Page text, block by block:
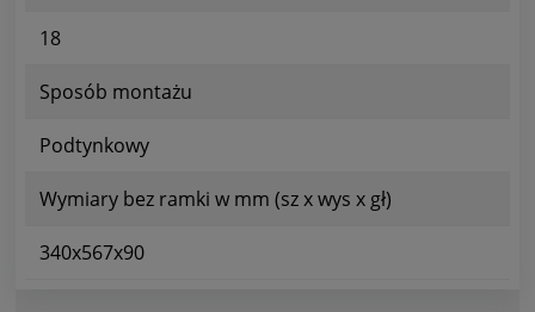
18
Sposób montażu
Podtynkowy
Wymiary bez ramki w mm (sz x wys x gł)
340x567x90